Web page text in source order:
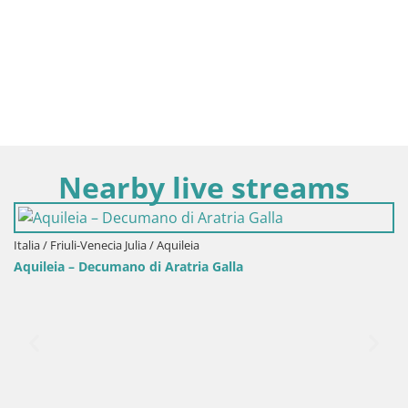
Nearby live streams